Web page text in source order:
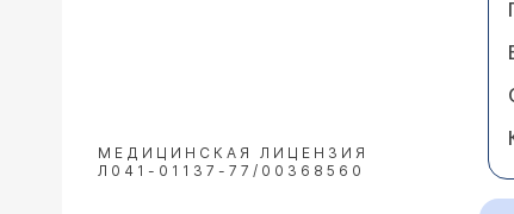
МЕДИЦИНСКАЯ ЛИЦЕНЗИЯ
Л041-01137-77/00368560